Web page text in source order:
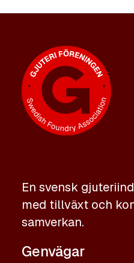
En svensk
med tillväxt och
samverkan.
Genvägar